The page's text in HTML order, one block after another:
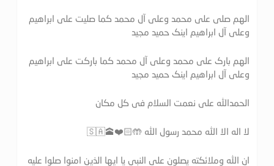
الهم صلی علی محمد وعلی آل محمد کما صلیت علی ابراهیم
وعلی آل ابراهیم اینک حمید مجید
الهم بارک علی محمد وعلی آل محمد کما بارکت علی ابراهیم
وعلی آل ابراهیم اینک حمید مجید
الحمدالله علی نعمت السلام فی کل مکان
لا اله الا الله محمد رسول الله 🤲🏻❤️🕋🇸🇦
ان الله وملائكته يصلون على النبي يا ايها الذين امنوا صلوا عليه